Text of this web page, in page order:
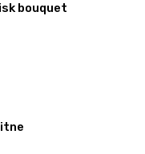
bouquet